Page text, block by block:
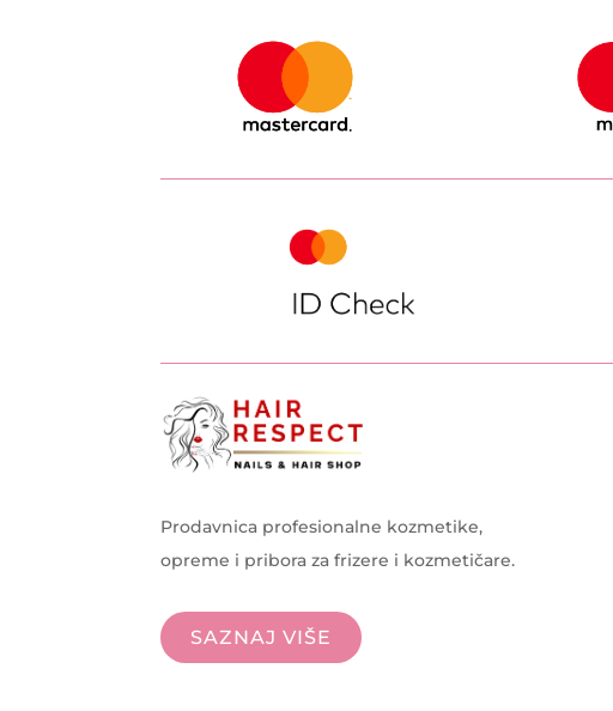
Prodavnica profesionalne kozmetike,
opreme i pribora za frizere i kozmetičare.
SAZNAJ VIŠE